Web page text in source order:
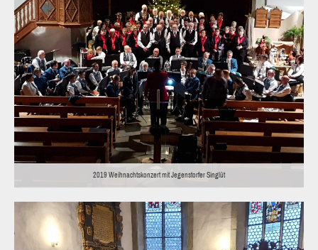
2019 Weihnachtskonzert mit Jegenstorfer Singlüt